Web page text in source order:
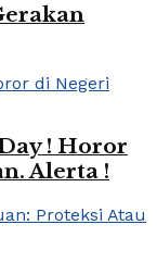
! Horor
Alerta !